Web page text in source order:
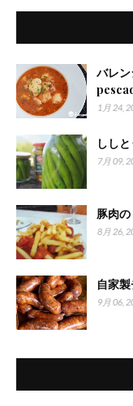
バレ
1月 24,
しし
7月 09,
豚肉
8月 26,
自家
9月 06,